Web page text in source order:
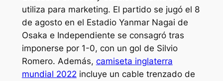
utiliza para marketing. El partido se jugó el 8
de agosto en el Estadio Yanmar Nagai de
Osaka e Independiente se consagró tras
imponerse por 1-0, con un gol de Silvio
Romero. Además, camiseta inglaterra
mundial 2022 incluye un cable trenzado de